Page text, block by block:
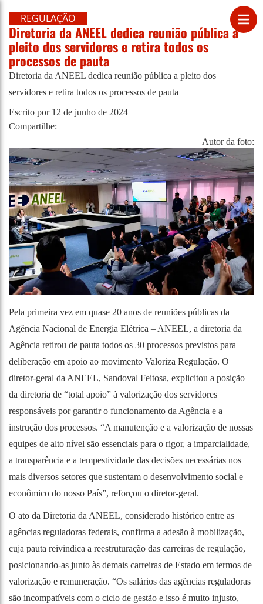
REGULAÇÃO
Diretoria da ANEEL dedica reunião pública a
pleito dos servidores e retira todos os
processos de pauta
Diretoria da ANEEL dedica reunião pública a pleito dos
servidores e retira todos os processos de pauta
Escrito por 12 de junho de 2024
Compartilhe:
Autor da foto:
Pela primeira vez em quase 20 anos de reuniões públicas da
Agência Nacional de Energia Elétrica – ANEEL, a diretoria da
Agência retirou de pauta todos os 30 processos previstos para
deliberação em apoio ao movimento Valoriza Regulação. O
diretor-geral da ANEEL, Sandoval Feitosa, explicitou a posição
da diretoria de “total apoio” à valorização dos servidores
responsáveis por garantir o funcionamento da Agência e a
instrução dos processos. “A manutenção e a valorização de nossas
equipes de alto nível são essenciais para o rigor, a imparcialidade,
a transparência e a tempestividade das decisões necessárias nos
mais diversos setores que sustentam o desenvolvimento social e
econômico do nosso País”, reforçou o diretor-geral.
O ato da Diretoria da ANEEL, considerado histórico entre as
agências reguladoras federais, confirma a adesão à mobilização,
cuja pauta reivindica a reestruturação das carreiras de regulação,
posicionando-as junto às demais carreiras de Estado em termos de
valorização e remuneração. “Os salários das agências reguladoras
são incompatíveis com o ciclo de gestão e isso é muito injusto,